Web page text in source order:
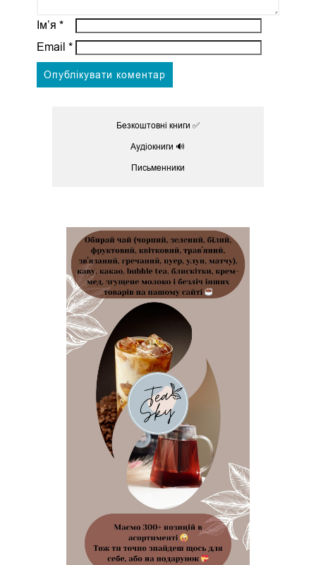
Ім’я *
Email *
Безкоштовні книги ✅
Аудіокниги 🔊
Письменники